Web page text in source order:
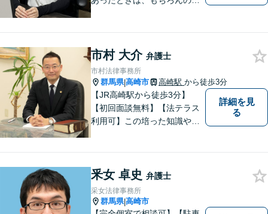
相談者様のお話を丁寧にお聞
きし、常にご依頼者様に寄り
添った弁護活動をしておりま
す。
市村 大介 弁護士
市村法律事務所
群馬県|高崎市 高崎駅 から徒歩3分
【JR高崎駅から徒歩3分】
【初回面談無料】【法テラス
利用可】この培った知識や経
す。お気軽にご相談くださ
い。
詳細を見
る
釆女 卓史 弁護士
采女法律事務所
群馬県|高崎市